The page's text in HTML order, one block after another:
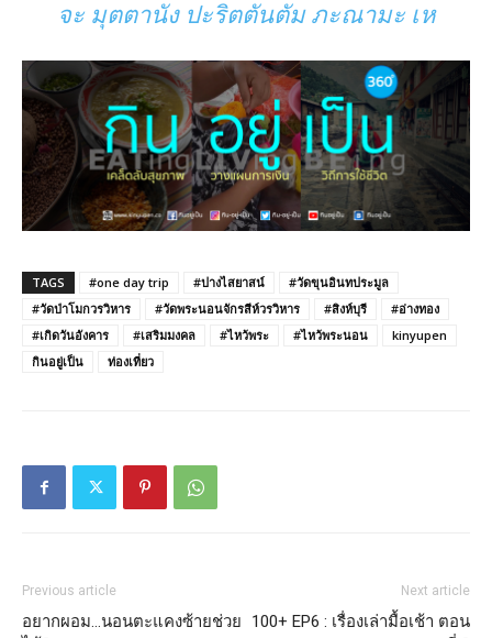
จะ มุตตานัง ปะริตตันตัม ภะณามะ เห
TAGS #one day trip #ปางไสยาสน์
#วัดขุนอินทประมูล
#วัดป่าโมกวรวิหาร
#วัดพระนอนจักรสีห์วรวิหาร #สิงห์บุรี
#อ่างทอง
#เกิดวันอังคาร
#เสริมมงคล #ไหว้พระ #ไหว้พระนอน
kinyupen
กินอยู่เป็น
ท่องเที่ยว
Previous article
อยากผอม…นอนตะแคงซ้ายช่วย
Next article
100+ EP6 : เรื่องเล่ามื้อเช้า ตอน